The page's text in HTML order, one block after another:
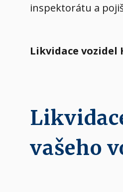
inspektorátu a
Likvidace
vašeho